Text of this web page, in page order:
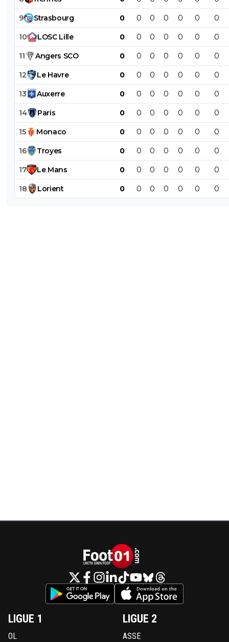
9 Strasbourg 0 0 0 0 0 0 0
10 LOSC Lille 0 0 0 0 0 0 0
11 Angers SCO 0 0 0 0 0 0 0
12 Le Havre 0 0 0 0 0 0 0
13 Auxerre 0 0 0 0 0 0 0
14 Paris 0 0 0 0 0 0 0
15 Monaco 0 0 0 0 0 0 0
16 Troyes 0 0 0 0 0 0 0
17 Le Mans 0 0 0 0 0 0 0
18 Lorient 0 0 0 0 0 0 0
LIGUE 1
OL
LIGUE 2
ASSE